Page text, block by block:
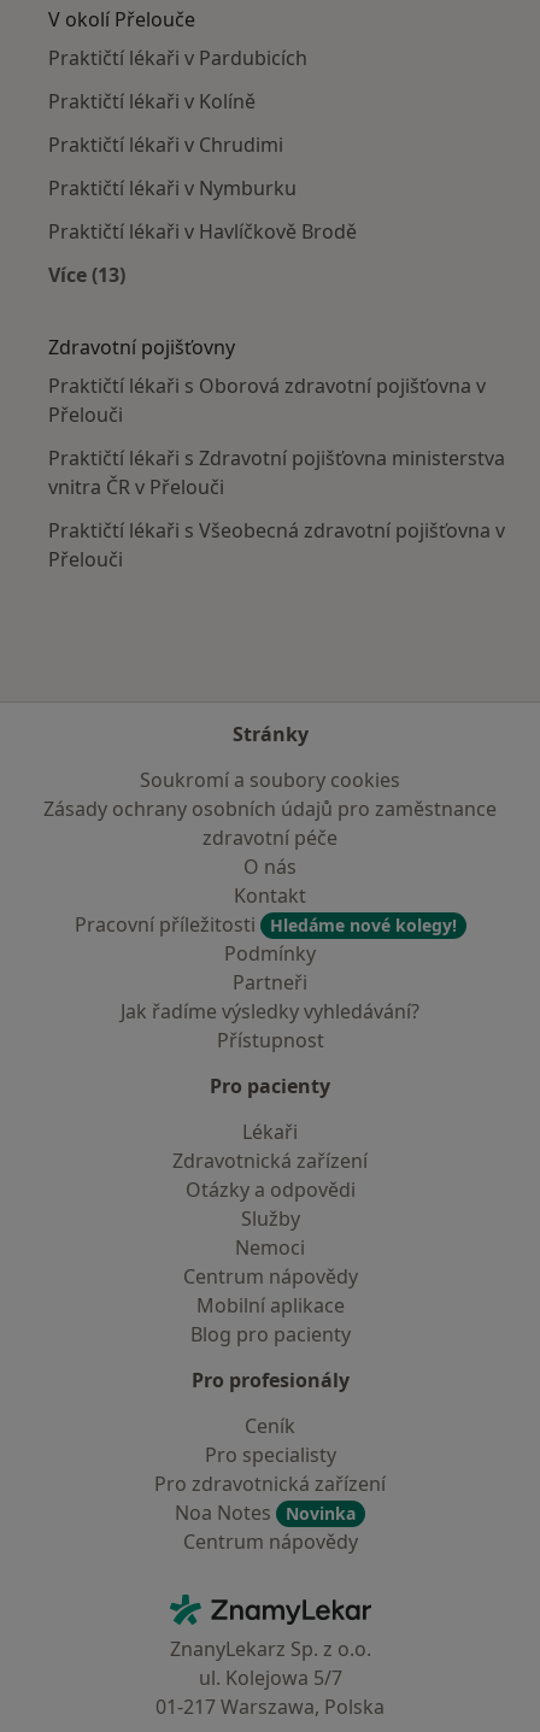
V okolí Přelouče
Praktičtí lékaři v Pardubicích
Praktičtí lékaři v Kolíně
Praktičtí lékaři v Chrudimi
Praktičtí lékaři v Nymburku
Praktičtí lékaři v Havlíčkově Brodě
Více (13)
Zdravotní pojišťovny
Praktičtí lékaři s Oborová zdravotní pojišťovna v
Přelouči
Praktičtí lékaři s Zdravotní pojišťovna ministerstva
vnitra ČR v Přelouči
Praktičtí lékaři s Všeobecná zdravotní pojišťovna v
Přelouči
Stránky
Soukromí a soubory cookies
Zásady ochrany osobních údajů pro zaměstnance
zdravotní péče
O nás
Kontakt
Pracovní příležitosti
Hledáme nové kolegy!
Podmínky
Partneři
Jak řadíme výsledky vyhledávání?
Přístupnost
Pro pacienty
Lékaři
Zdravotnická zařízení
Otázky a odpovědi
Služby
Nemoci
Centrum nápovědy
Mobilní aplikace
Blog pro pacienty
Pro profesionály
Ceník
Pro specialisty
Pro zdravotnická zařízení
Noa Notes
Novinka
Centrum nápovědy
ZnamyLekar - Hlavní stránka
ZnanyLekarz Sp. z o.o.
ul. Kolejowa 5/7
01-217 Warszawa, Polska